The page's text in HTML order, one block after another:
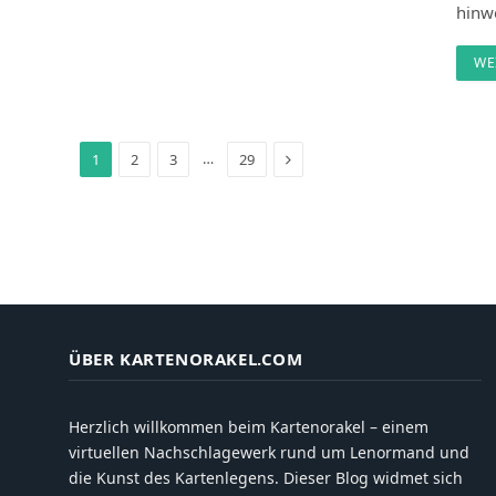
1 2 3 … 29 Next
ÜBER KARTENORAKEL.COM
Herzlich willkommen beim Kartenorakel – einem
virtuellen Nachschlagewerk rund um Lenormand und
die Kunst des Kartenlegens. Dieser Blog widmet sich